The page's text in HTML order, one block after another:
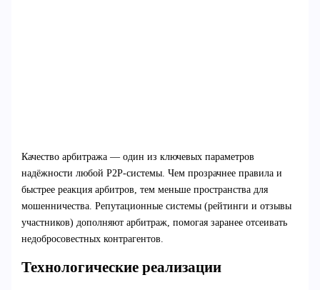
Качество арбитража — один из ключевых параметров
надёжности любой P2P-системы. Чем прозрачнее правила и
быстрее реакция арбитров, тем меньше пространства для
мошенничества. Репутационные системы (рейтинги и отзывы
участников) дополняют арбитраж, помогая заранее отсеивать
недобросовестных контрагентов.
Технологические реализации